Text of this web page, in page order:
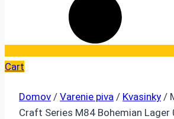
Cart
Domov / Varenie piva / Kvasinky /
Craft Series M84 Bohemian Lager